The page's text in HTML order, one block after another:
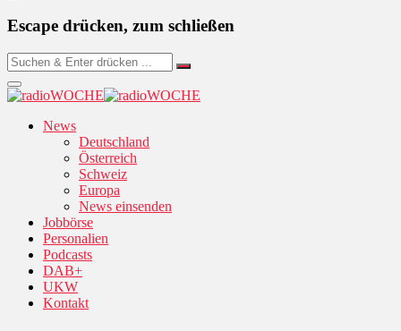
Escape drücken, zum schließen
News
Deutschland
Österreich
Schweiz
Europa
News einsenden
Jobbörse
Personalien
Podcasts
DAB+
UKW
Kontakt